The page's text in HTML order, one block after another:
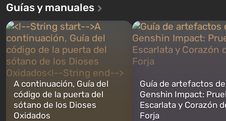
Andreas . Por primera vez, el juego
narra la historia de tres personajes:
Michael, Trevor y Franklin, entre los
cuales podrás cambi...
abrirse primero después de
caigan las bombas n...
Guías y manuales
A continuación, Guía del
código de la puerta del
sótano de los Dioses
Oxidados
Guía de artefactos de
Genshin Impact:
Escarlata y Corazón
Forja